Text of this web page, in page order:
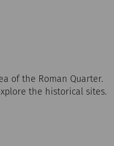
of the Roman Quarter.
the historical sites.